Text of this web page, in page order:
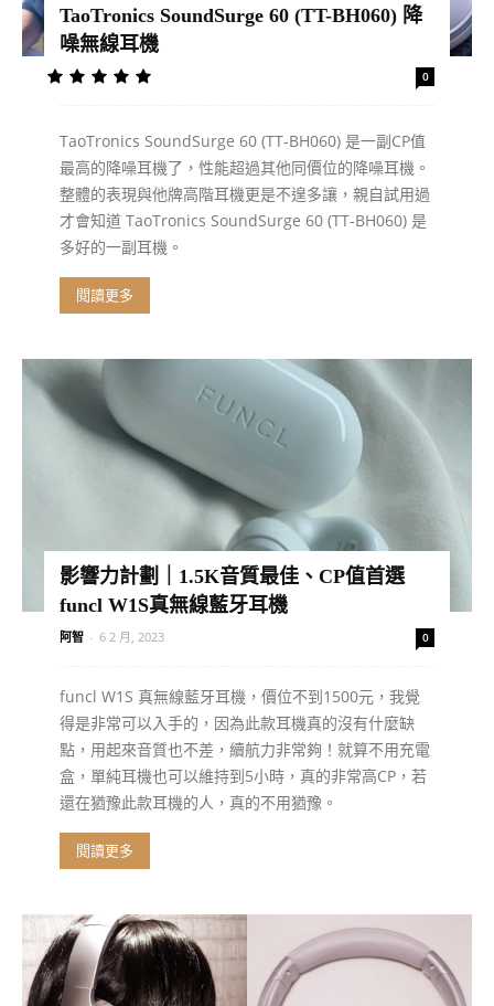
TaoTronics SoundSurge 60 (TT-BH060) 降
噪無線耳機
0
TaoTronics SoundSurge 60 (TT-BH060) 是一副CP值
最高的降噪耳機了，性能超過其他同價位的降噪耳機。
整體的表現與他牌高階耳機更是不遑多讓，親自試用過
才會知道 TaoTronics SoundSurge 60 (TT-BH060) 是
多好的一副耳機。
閱讀更多
影響力計劃｜1.5K音質最佳、CP值首選
funcl W1S真無線藍牙耳機
阿智 - 6 2 月, 2023 0
funcl W1S 真無線藍牙耳機，價位不到1500元，我覺
得是非常可以入手的，因為此款耳機真的沒有什麼缺
點，用起來音質也不差，續航力非常夠！就算不用充電
盒，單純耳機也可以維持到5小時，真的非常高CP，若
還在猶豫此款耳機的人，真的不用猶豫。
閱讀更多